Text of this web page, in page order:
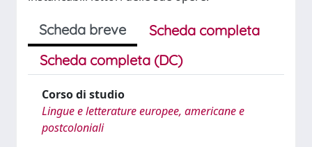
Scheda breve
Scheda completa
Scheda completa (DC)
Corso di studio
Lingue e letterature europee, americane e
postcoloniali